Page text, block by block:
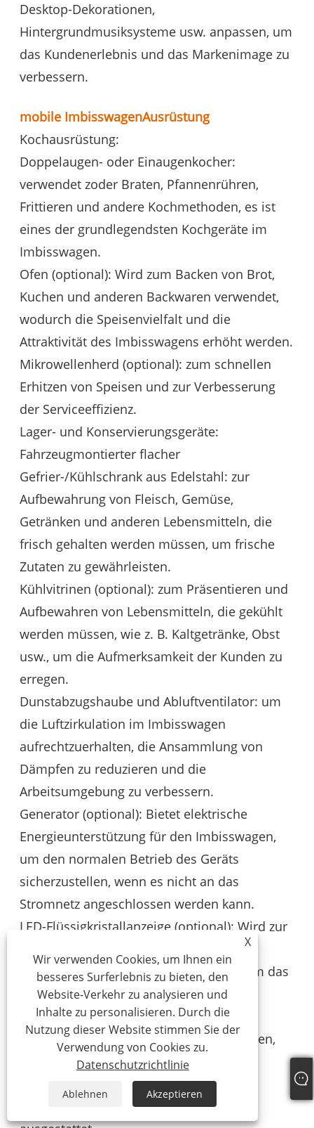
Desktop-Dekorationen,
Hintergrundmusiksysteme usw. anpassen, um
das Kundenerlebnis und das Markenimage zu
verbessern.
mobile ImbisswagenAusrüstung
Kochausrüstung:
Doppelaugen- oder Einaugenkocher:
verwendet zoder Braten, Pfannenrühren,
Frittieren und andere Kochmethoden, es ist
eines der grundlegendsten Kochgeräte im
Imbisswagen.
Ofen (optional): Wird zum Backen von Brot,
Kuchen und anderen Backwaren verwendet,
wodurch die Speisenvielfalt und die
Attraktivität des Imbisswagens erhöht werden.
Mikrowellenherd (optional): zum schnellen
Erhitzen von Speisen und zur Verbesserung
der Serviceeffizienz.
Lager- und Konservierungsgeräte:
Fahrzeugmontierter flacher
Gefrier-/Kühlschrank aus Edelstahl: zur
Aufbewahrung von Fleisch, Gemüse,
Getränken und anderen Lebensmitteln, die
frisch gehalten werden müssen, um frische
Zutaten zu gewährleisten.
Kühlvitrinen (optional): zum Präsentieren und
Aufbewahren von Lebensmitteln, die gekühlt
werden müssen, wie z. B. Kaltgetränke, Obst
usw., um die Aufmerksamkeit der Kunden zu
erregen.
Dunstabzugshaube und Abluftventilator: um
die Luftzirkulation im Imbisswagen
aufrechtzuerhalten, die Ansammlung von
Dämpfen zu reduzieren und die
Arbeitsumgebung zu verbessern.
Generator (optional): Bietet elektrische
Energieunterstützung für den Imbisswagen,
um den normalen Betrieb des Geräts
sicherzustellen, wenn es nicht an das
Stromnetz angeschlossen werden kann.
LED-Flüssigkristallanzeige (optional): Wird zur
Werbeinformationen usw. verwendet, um das
Kundenerlebnis zu verbessern.
Sicherheitsausrüstung:
Um im Notfall schnell reagieren zu können,
wird der Foodtruck außerdem mit der
notwendigen Sicherheitsausrüstung wie
Feuerlöschern, Rauchmeldern usw.
X
Wir verwenden Cookies, um Ihnen ein
besseres Surferlebnis zu bieten, den
Website-Verkehr zu analysieren und
Inhalte zu personalisieren. Durch die
Nutzung dieser Website stimmen Sie der
Verwendung von Cookies zu.
Datenschutzrichtlinie
Ablehnen Akzeptieren